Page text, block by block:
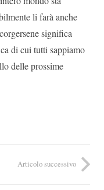
li farà anche
significa
di cui tutti sappiamo
delle prossime
Articolo successivo